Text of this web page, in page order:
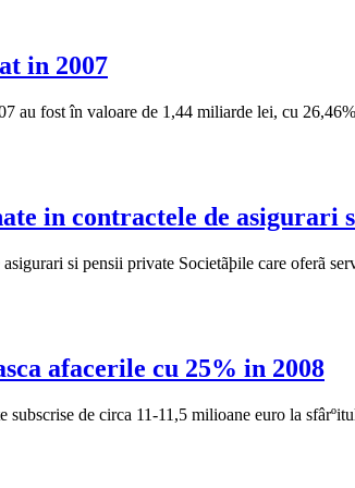
in 2007
au fost în valoare de 1,44 miliarde lei, cu
in contractele de asigurari
si pensii private Societãþile care oferã
afacerile cu 25% in 2008
de circa 11-11,5 milioane euro la